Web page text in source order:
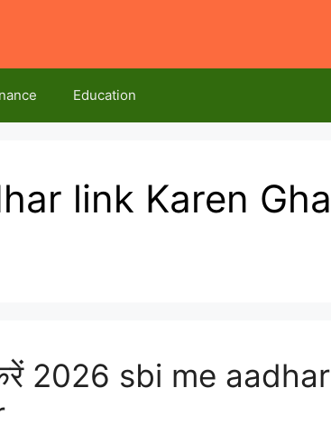
Education
link Karen
2026 sbi me